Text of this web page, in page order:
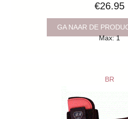
€26.95
GA NAAR DE
Max: 1
BR